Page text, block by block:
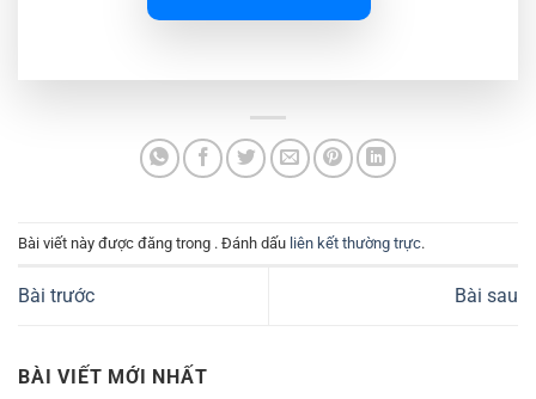
Bài viết này được đăng trong . Đánh dấu liên kết thường trực.
Bài trước Bài sau
BÀI VIẾT MỚI NHẤT